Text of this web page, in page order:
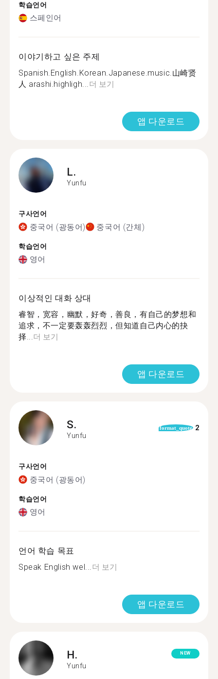
학습언어
스페인어
이야기하고 싶은 주제
Spanish.English.Korean.Japanese.music.山崎贤
人 arashi.highligh...더 보기
앱 다운로드
L.
Yunfu
구사언어
중국어 (광동어) 중국어 (간체)
학습언어
영어
이상적인 대화 상대
睿智，宽容，幽默，好奇，善良，有自己的梦想和
追求，不一定要轰轰烈烈，但知道自己内心的抉
择...더 보기
앱 다운로드
S.
Yunfu
format_quote 2
구사언어
중국어 (광동어)
학습언어
영어
언어 학습 목표
Speak English wel...더 보기
앱 다운로드
H.
Yunfu
NEW